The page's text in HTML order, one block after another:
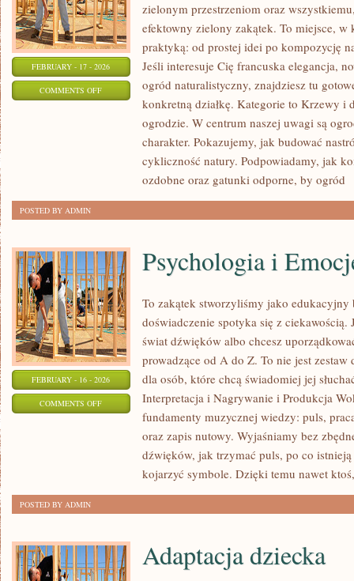
FEBRUARY - 17 - 2026
COMMENTS OFFON
zielonym przestrzeniom oraz
efektowny zielony zakątek. To miejsce, w
praktyką: od prostej idei po kompozycję
Jeśli interesuje Cię francuska elegancja,
ogród naturalistyczny, znajdziesz tu
konkretną działkę. Kategorie to Krzewy i
ogrodzie. W centrum naszej uwagi są
charakter. Pokazujemy, jak budować
cykliczność natury. Podpowiadamy, jak
ozdobne oraz gatunki odporne, by ogród
POSTED BY ADMIN
FEBRUARY - 16 - 2026
COMMENTS OFFON
PSYCHOLOGIA
Psychologia i
To zakątek stworzyliśmy jako
doświadczenie spotyka się z ciekawością.
świat dźwięków albo chcesz
prowadzące od A do Z. To nie jest
dla osób, które chcą świadomiej jej
Interpretacja i Nagrywanie i Produkcja
fundamenty muzycznej wiedzy: puls,
oraz zapis nutowy. Wyjaśniamy bez
dźwięków, jak trzymać puls, po co
kojarzyć symbole. Dzięki temu nawet
POSTED BY ADMIN
Adaptacja dziecka